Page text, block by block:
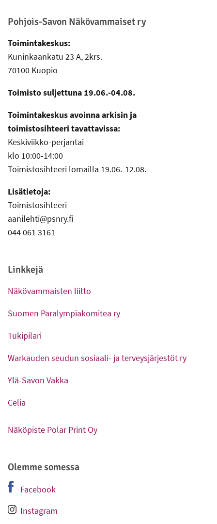
Pohjois-Savon Näkövammaiset ry
Toimintakeskus:
Kuninkaankatu 23 A, 2krs.
70100 Kuopio
Toimisto suljettuna 19.06.-04.08.
Toimintakeskus avoinna arkisin ja
toimistosihteeri tavattavissa:
Keskiviikko-perjantai
klo 10:00-14:00
Toimistosihteeri lomailla 19.06.-12.08.
Lisätietoja:
Toimistosihteeri
aanilehti@psnry.fi
044 061 3161
Linkkejä
Näkövammaisten liitto
Suomen Paralympiakomitea ry
Tukipilari
Warkauden seudun sosiaali- ja terveysjärjestöt ry
Ylä-Savon Vakka
Celia
Näköpiste Polar Print Oy
Olemme somessa
Facebook
-Ulkoinen linkki
Instagram